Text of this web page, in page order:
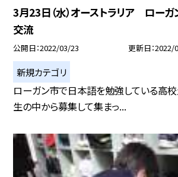
3月23日（水）オーストラリア ロー
交流
公開日 2022/03/23 更新日 2022/
新規カテゴリ
ローガン市で日本語を勉強している高校
生の中から募集して集まっ...